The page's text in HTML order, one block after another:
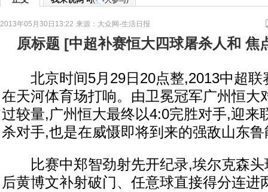
2013年05月30日13:22 来源： 大众网-生活日报
原标题 [中超补赛恒大四球屠杀人和 焦
北京时间5月29日20点整,2013中超联
在天河体育场打响。由卫冕冠军广州恒大
过较量,广州恒大最终以4:0完胜对手,迎来
杀对手,也是在威慑即将到来的强敌山东鲁
比赛中郑智劲射先开纪录,埃尔克森头
后黄博文补射破门、任意球直接得分连进